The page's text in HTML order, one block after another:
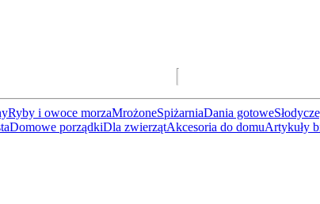
Ryby i owoce morzaMrożoneSpiżarniaDania gotowe
Domowe porządkiDla zwierzątAkcesoria do domuArtykuły